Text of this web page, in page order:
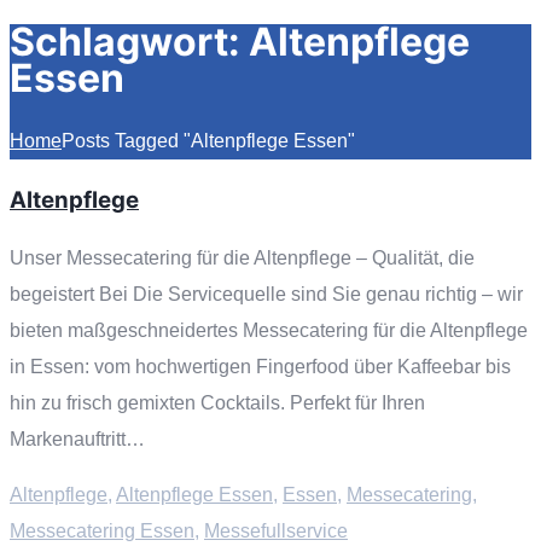
Schlagwort: Altenpflege
Essen
HomePosts Tagged "Altenpflege Essen"
Altenpflege
Unser Messecatering für die Altenpflege – Qualität, die
begeistert Bei Die Servicequelle sind Sie genau richtig – wir
bieten maßgeschneidertes Messecatering für die Altenpflege
in Essen: vom hochwertigen Fingerfood über Kaffeebar bis
hin zu frisch gemixten Cocktails. Perfekt für Ihren
Markenauftritt…
Altenpflege, Altenpflege Essen, Essen, Messecatering,
Messecatering Essen, Messefullservice